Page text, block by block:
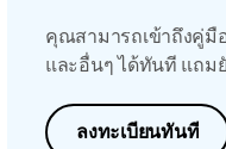
คุณสามารถเข้าถึงคู่มื
และอื่นๆ ได้ทันที แถม
ลงทะเบียนทันที